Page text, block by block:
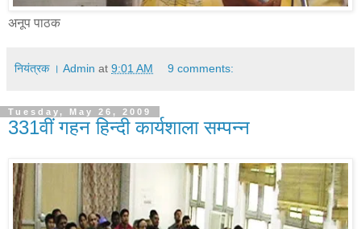
अनूप पाठक
नियंत्रक । Admin at 9:01 AM 9 comments:
Tuesday, May 26, 2009
331वीं गहन हिन्दी कार्यशाला सम्पन्न